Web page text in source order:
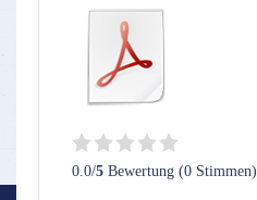
0.0/5 Bewertung (0 Stimmen)